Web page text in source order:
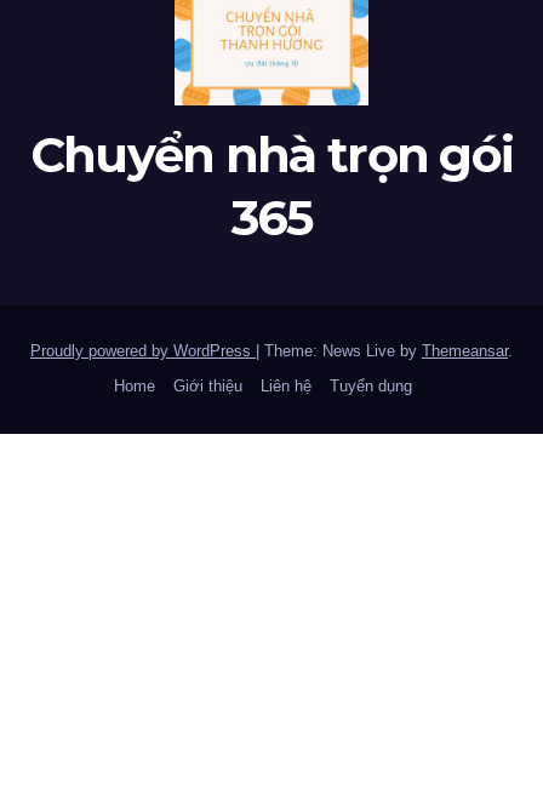
Chuyển nhà trọn gói
365
Proudly powered by WordPress Theme: News Live by Themeansar.
Home
Giới thiệu Liên hệ Tuyển dụng